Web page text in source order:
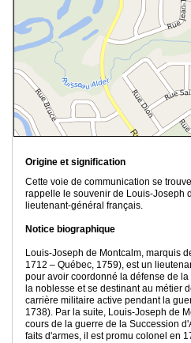
Origine et signification
Cette voie de communication se
rappelle le souvenir de Louis-Joseph
lieutenant-général français.
Notice biographique
Louis-Joseph de Montcalm, marquis
1712 – Québec, 1759), est un
pour avoir coordonné la défense de
la noblesse et se destinant au métier
carrière militaire active pendant la
1738). Par la suite, Louis-Joseph de
cours de la guerre de la Succession
faits d'armes, il est promu colonel en